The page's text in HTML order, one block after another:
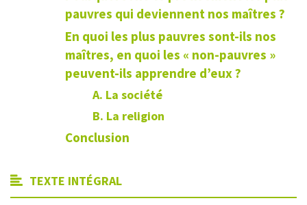
pauvres qui deviennent nos maîtres ?
En quoi les plus pauvres sont-ils nos
maîtres, en quoi les « non-pauvres »
peuvent-ils apprendre d’eux ?
A. La société
B. La religion
Conclusion
TEXTE INTÉGRAL